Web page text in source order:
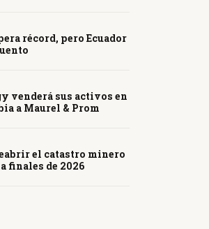
récord, pero Ecuador
venderá sus activos en
a Maurel & Prom
el catastro minero
finales de 2026